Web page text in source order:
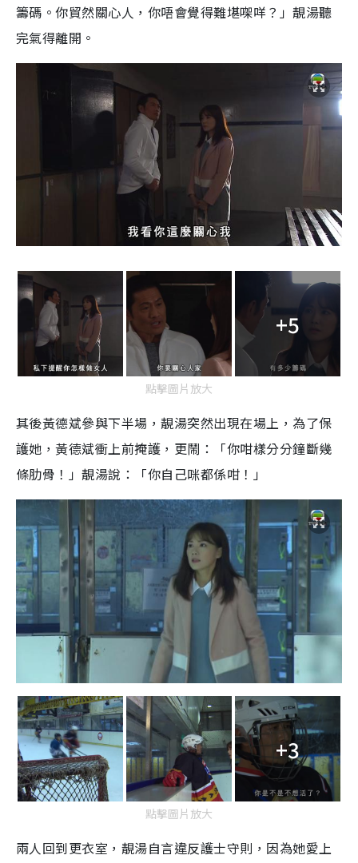
籌碼。你貿然關心人，你唔會覺得難堪㗎咩？」靚湯聽
完氣得離開。
+5
點擊圖片放大
其後黃德斌參與下半場，靚湯突然出現在場上，為了保
護她，黃德斌衝上前掩護，更鬧：「你咁樣分分鐘斷幾
條肋骨！」靚湯說：「你自己咪都係咁！」
+3
點擊圖片放大
兩人回到更衣室，靚湯自言違反護士守則，因為她愛上